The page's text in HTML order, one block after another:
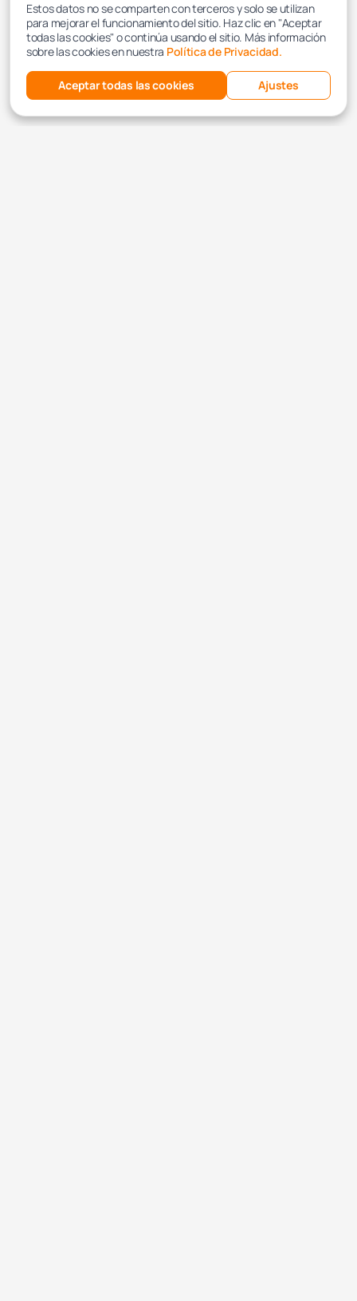
Estos datos no se comparten con terceros y solo se utilizan
para mejorar el funcionamiento del sitio. Haz clic en "Aceptar
todas las cookies" o continúa usando el sitio. Más información
sobre las cookies en nuestra Política de Privacidad.
Aceptar todas las cookies Ajustes